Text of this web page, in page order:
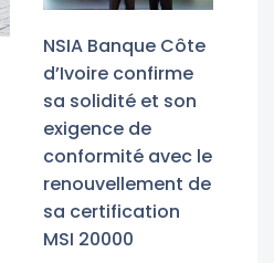
NSIA Banque Côte
d’Ivoire confirme
sa solidité et son
exigence de
conformité avec le
renouvellement de
sa certification
MSI 20000